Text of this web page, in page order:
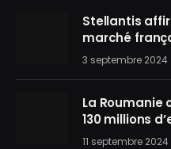
Stellantis
marché
3 septembre 2024
La Roumanie
130 millions
11 septembre 2024